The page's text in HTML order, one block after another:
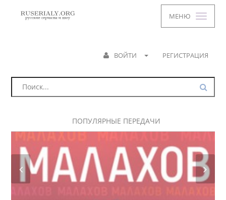
МЕНЮ
ВОЙТИ РЕГИСТРАЦИЯ
ПОПУЛЯРНЫЕ ПЕРЕДАЧИ